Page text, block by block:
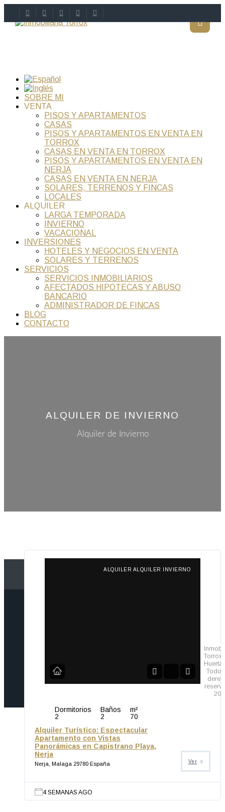
SOBRE MI
VENTA
PISOS Y APARTAMENTOS
CASAS
PISOS Y APARTAMENTOS EN VENTA EN
TORROX
CASAS EN VENTA EN TORROX
PISOS Y APARTAMENTOS EN VENTA EN
NERJA
CASAS EN VENTA EN NERJA
SOLARES, TERRENOS Y FINCAS
LOCALES
ALQUILER
LARGA TEMPORADA
INVIERNO
VACACIONAL
INVERSIONES
HOTELES Y NEGOCIOS EN VENTA
SOLARES Y TERRENOS
SERVICIOS
SERVICIOS INMOBILIARIOS
AFECTADOS HIPOTECAS Y ABUSO
BANCARIO
ADMINISTRADOR DE FINCAS
BLOG
CONTACTO
ALQUILER DE INVIERNO
Alquiler de Invierno
ALQUILER ALQUILER INVIERNO
Dormitorios
2
Baños
2
m²
70
Alquiler Turístico: Espectacular
Apartamento con Vistas
Panorámicas en Capistrano Playa,
Nerja
Nerja, Malaga 29780 España Ver
4 SEMANAS AGO